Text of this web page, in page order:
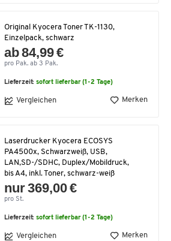
Original Kyocera Toner TK-1130,
Einzelpack, schwarz
ab 84,99 €
pro Pak. ab 3 Pak.
Lieferzeit:sofort lieferbar (1-2 Tage)
Vergleichen Merken
Laserdrucker Kyocera ECOSYS
PA4500x, Schwarzweiß, USB,
LAN,SD-/SDHC, Duplex/Mobildruck,
bis A4, inkl. Toner, schwarz-weiß
nur 369,00 €
pro St.
Lieferzeit:sofort lieferbar (1-2 Tage)
Vergleichen Merken